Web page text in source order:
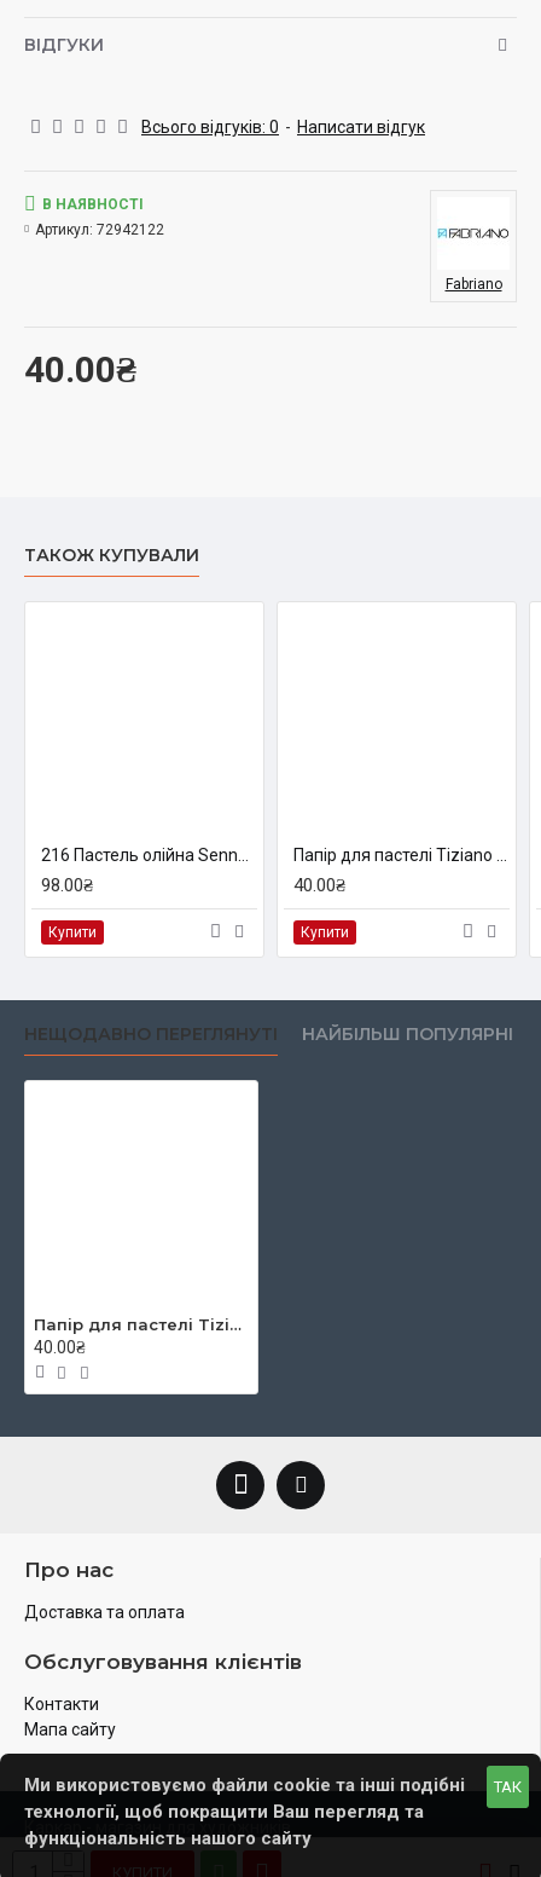
ВІДГУКИ
Всього відгуків: 0 - Написати відгук
40.00₴
В НАЯВНОСТІ
Артикул: 72942122
Fabriano
КУПИТИ
ТАКОЖ КУПУВАЛИ
98.00₴
Купити
40.00₴
Купити
НЕЩОДАВНО ПЕРЕГЛЯНУТІ НАЙБІЛЬШ ПОПУЛЯРНІ
Папір для пастелі Tiziano A3 (29,7*42см), №22 vesuvio, 160г/м2, червоний, середнє зерно, Fabriano
40.00₴
Про нас
Доставка та оплата
Обслуговування клієнтів
Контакти
Мапа сайту
Каркар - магазин для художників
ТАК
Ми використовуємо файли cookie та інші подібні
технології, щоб покращити Ваш перегляд та
функціональність нашого сайту